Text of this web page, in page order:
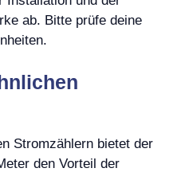
ab. Bitte prüfe deine
Stromzählern bietet der
den Vorteil der